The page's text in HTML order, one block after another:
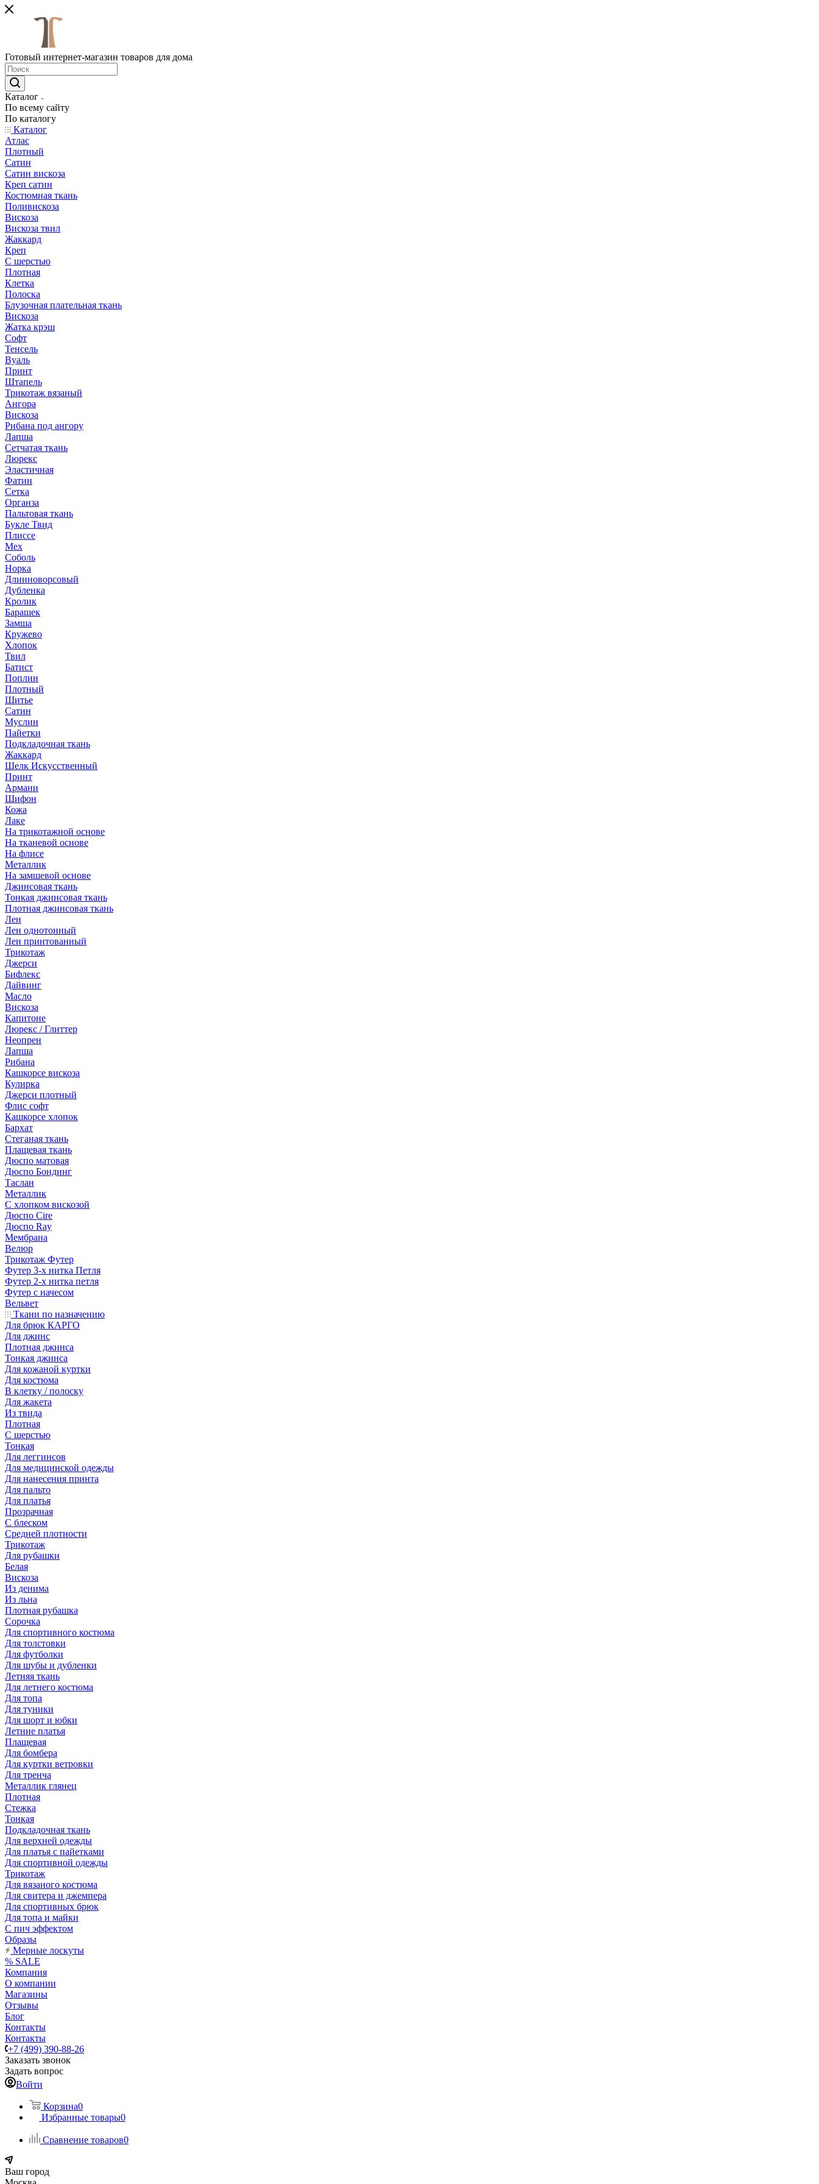
Готовый интернет-магазин товаров для дома
Каталог
По всему сайту
По каталогу
Каталог
Атлас
Плотный
Сатин
Сатин вискоза
Креп сатин
Костюмная ткань
Поливискоза
Вискоза
Вискоза твил
Жаккард
Креп
С шерстью
Плотная
Клетка
Полоска
Блузочная плательная ткань
Вискоза
Жатка крэш
Софт
Тенсель
Вуаль
Принт
Штапель
Трикотаж вязаный
Ангора
Вискоза
Рибана под ангору
Лапша
Сетчатая ткань
Люрекс
Эластичная
Фатин
Сетка
Органза
Пальтовая ткань
Букле Твид
Плиссе
Мех
Соболь
Норка
Длинноворсовый
Дубленка
Кролик
Барашек
Замша
Кружево
Хлопок
Твил
Батист
Поплин
Плотный
Шитье
Сатин
Муслин
Пайетки
Подкладочная ткань
Жаккард
Шелк Искусственный
Принт
Армани
Шифон
Кожа
Лаке
На трикотажной основе
На тканевой основе
На флисе
Металлик
На замшевой основе
Джинсовая ткань
Тонкая джинсовая ткань
Плотная джинсовая ткань
Лен
Лен однотонный
Лен принтованный
Трикотаж
Джерси
Бифлекс
Дайвинг
Масло
Вискоза
Капитоне
Люрекс / Глиттер
Неопрен
Лапша
Рибана
Кашкорсе вискоза
Кулирка
Джерси плотный
Флис софт
Кашкорсе хлопок
Бархат
Стеганая ткань
Плащевая ткань
Дюспо матовая
Дюспо Бондинг
Таслан
Металлик
С хлопком вискозой
Дюспо Cire
Дюспо Ray
Мембрана
Велюр
Трикотаж Футер
Футер 3-х нитка Петля
Футер 2-х нитка петля
Футер с начесом
Вельвет
Ткани по назначению
Для брюк КАРГО
Для джинс
Плотная джинса
Тонкая джинса
Для кожаной куртки
Для костюма
В клетку / полоску
Для жакета
Из твида
Плотная
С шерстью
Тонкая
Для леггинсов
Для медицинской одежды
Для нанесения принта
Для пальто
Для платья
Прозрачная
С блеском
Средней плотности
Трикотаж
Для рубашки
Белая
Вискоза
Из денима
Из льна
Плотная рубашка
Сорочка
Для спортивного костюма
Для толстовки
Для футболки
Для шубы и дубленки
Летняя ткань
Для летнего костюма
Для топа
Для туники
Для шорт и юбки
Летние платья
Плащевая
Для бомбера
Для куртки ветровки
Для тренча
Металлик глянец
Плотная
Стежка
Тонкая
Подкладочная ткань
Для верхней одежды
Для платья с пайетками
Для спортивной одежды
Трикотаж
Для вязаного костюма
Для свитера и джемпера
Для спортивных брюк
Для топа и майки
С пич эффектом
Образы
Мерные лоскуты
% SALE
Компания
О компании
Магазины
Отзывы
Блог
Контакты
Контакты
+7 (499) 390-88-26
Заказать звонок
Задать вопрос
Войти
Корзина0
Избранные товары0
Сравнение товаров0
Ваш город